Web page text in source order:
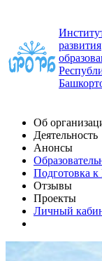
развития
Об
Деятельность
Анонсы
Подготовка
Отзывы
Проекты
Личный